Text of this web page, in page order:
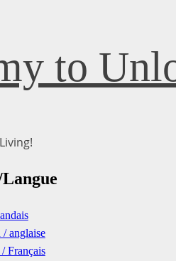
to
anglaise
Français